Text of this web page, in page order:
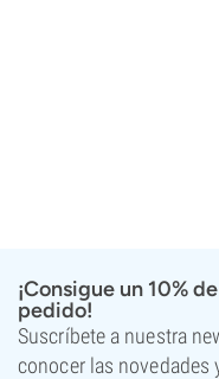
¡Consigue un 10%
pedido!
Suscríbete a nuestra
conocer las novedades